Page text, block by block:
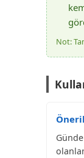
Not: